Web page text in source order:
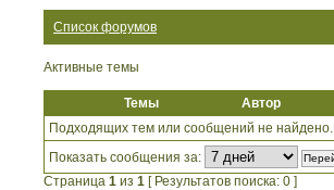
Список форумов
Активные темы
Темы Автор
Подходящих тем или сообщений не найдено.
Показать сообщения за:
Страница 1 из 1 [ Результатов поиска: 0 ]